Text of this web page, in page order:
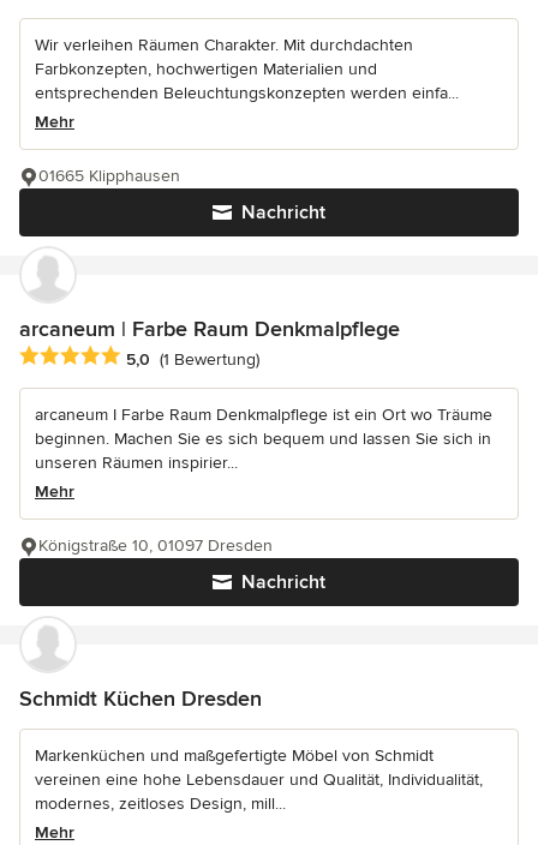
Wir verleihen Räumen Charakter. Mit durchdachten
Farbkonzepten, hochwertigen Materialien und
entsprechenden Beleuchtungskonzepten werden einfa...
Mehr
Nachricht
01665 Klipphausen
arcaneum | Farbe Raum Denkmalpflege
Durchschnittliche Bewertung: 5 von 5 Sternen
5,0 (1 Bewertung)
arcaneum I Farbe Raum Denkmalpflege ist ein Ort wo Träume
beginnen. Machen Sie es sich bequem und lassen Sie sich in
unseren Räumen inspirier...
Mehr
Nachricht
Königstraße 10, 01097 Dresden
Schmidt Küchen Dresden
Markenküchen und maßgefertigte Möbel von Schmidt
vereinen eine hohe Lebensdauer und Qualität, Individualität,
modernes, zeitloses Design, mill...
Mehr